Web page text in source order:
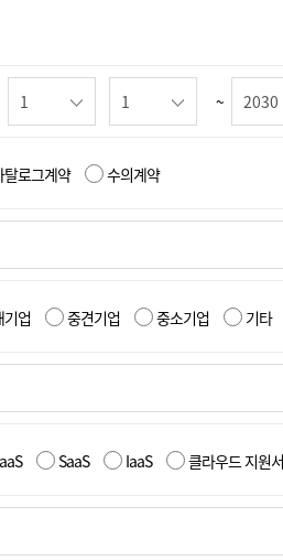
~
탈로그계약 수의계약
기업 중견기업 중소기업 기타
SaaS IaaS 클라우드 지원